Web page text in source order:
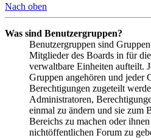
Nach oben
Was sind Benutzergruppen?
Benutzergruppen sind
Mitglieder des Boards in für
verwaltbare Einheiten aufteilt.
Gruppen angehören und jeder
Berechtigungen zugeteilt
Administratoren,
einmal zu ändern und sie zum
Bereichs zu machen oder
nichtöffentlichen Forum zu